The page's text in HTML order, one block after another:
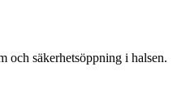
och säkerhetsöppning i halsen.